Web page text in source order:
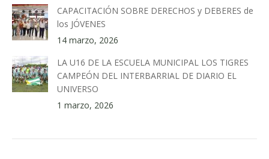
CAPACITACIÓN SOBRE DERECHOS y DEBERES de
los JÓVENES
14 marzo, 2026
LA U16 DE LA ESCUELA MUNICIPAL LOS TIGRES
CAMPEÓN DEL INTERBARRIAL DE DIARIO EL
UNIVERSO
1 marzo, 2026